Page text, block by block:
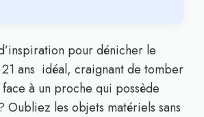
pour dénicher le
ans idéal, craignant de tomber
à un proche qui possède
Oubliez les objets matériels sans